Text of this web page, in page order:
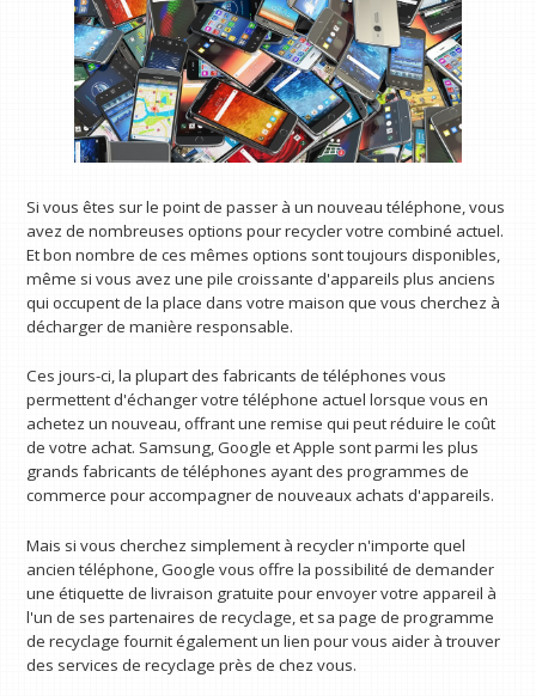
Si vous êtes sur le point de passer à un nouveau téléphone, vous
avez de nombreuses options pour recycler votre combiné actuel.
Et bon nombre de ces mêmes options sont toujours disponibles,
même si vous avez une pile croissante d'appareils plus anciens
qui occupent de la place dans votre maison que vous cherchez à
décharger de manière responsable.
Ces jours-ci, la plupart des fabricants de téléphones vous
permettent d'échanger votre téléphone actuel lorsque vous en
achetez un nouveau, offrant une remise qui peut réduire le coût
de votre achat. Samsung, Google et Apple sont parmi les plus
grands fabricants de téléphones ayant des programmes de
commerce pour accompagner de nouveaux achats d'appareils.
Mais si vous cherchez simplement à recycler n'importe quel
ancien téléphone, Google vous offre la possibilité de demander
une étiquette de livraison gratuite pour envoyer votre appareil à
l'un de ses partenaires de recyclage, et sa page de programme
de recyclage fournit également un lien pour vous aider à trouver
des services de recyclage près de chez vous.